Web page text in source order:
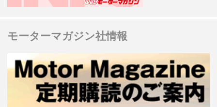
モーターマガジン社情報